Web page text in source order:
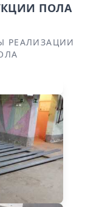
ПОЛА
РЕАЛИЗАЦИИ